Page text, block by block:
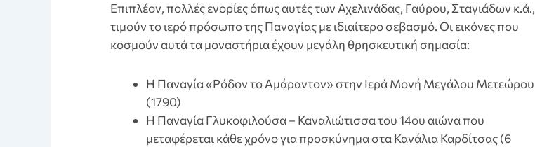
Eπιπλέον, πολλές ενορίες όπως αυτές των Αχελινάδας, Γαύρου, Σταγιάδων κ.ά.,
τιμούν το ιερό πρόσωπο της Παναγίας με ιδιαίτερο σεβασμό. Οι εικόνες που
κοσμούν αυτά τα μοναστήρια έχουν μεγάλη θρησκευτική σημασία:
Η Παναγία «Ρόδον το Αμάραντον» στην Ιερά Μονή Μεγάλου Μετεώρου
(1790)
Η Παναγία Γλυκοφιλούσα – Καναλιώτισσα του 14ου αιώνα που
μεταφέρεται κάθε χρόνο για προσκύνημα στα Κανάλια Καρδίτσας (6